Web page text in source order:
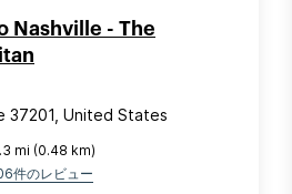
Nashville - The
37201, United States
mi (0.48 km)
件のレビュー